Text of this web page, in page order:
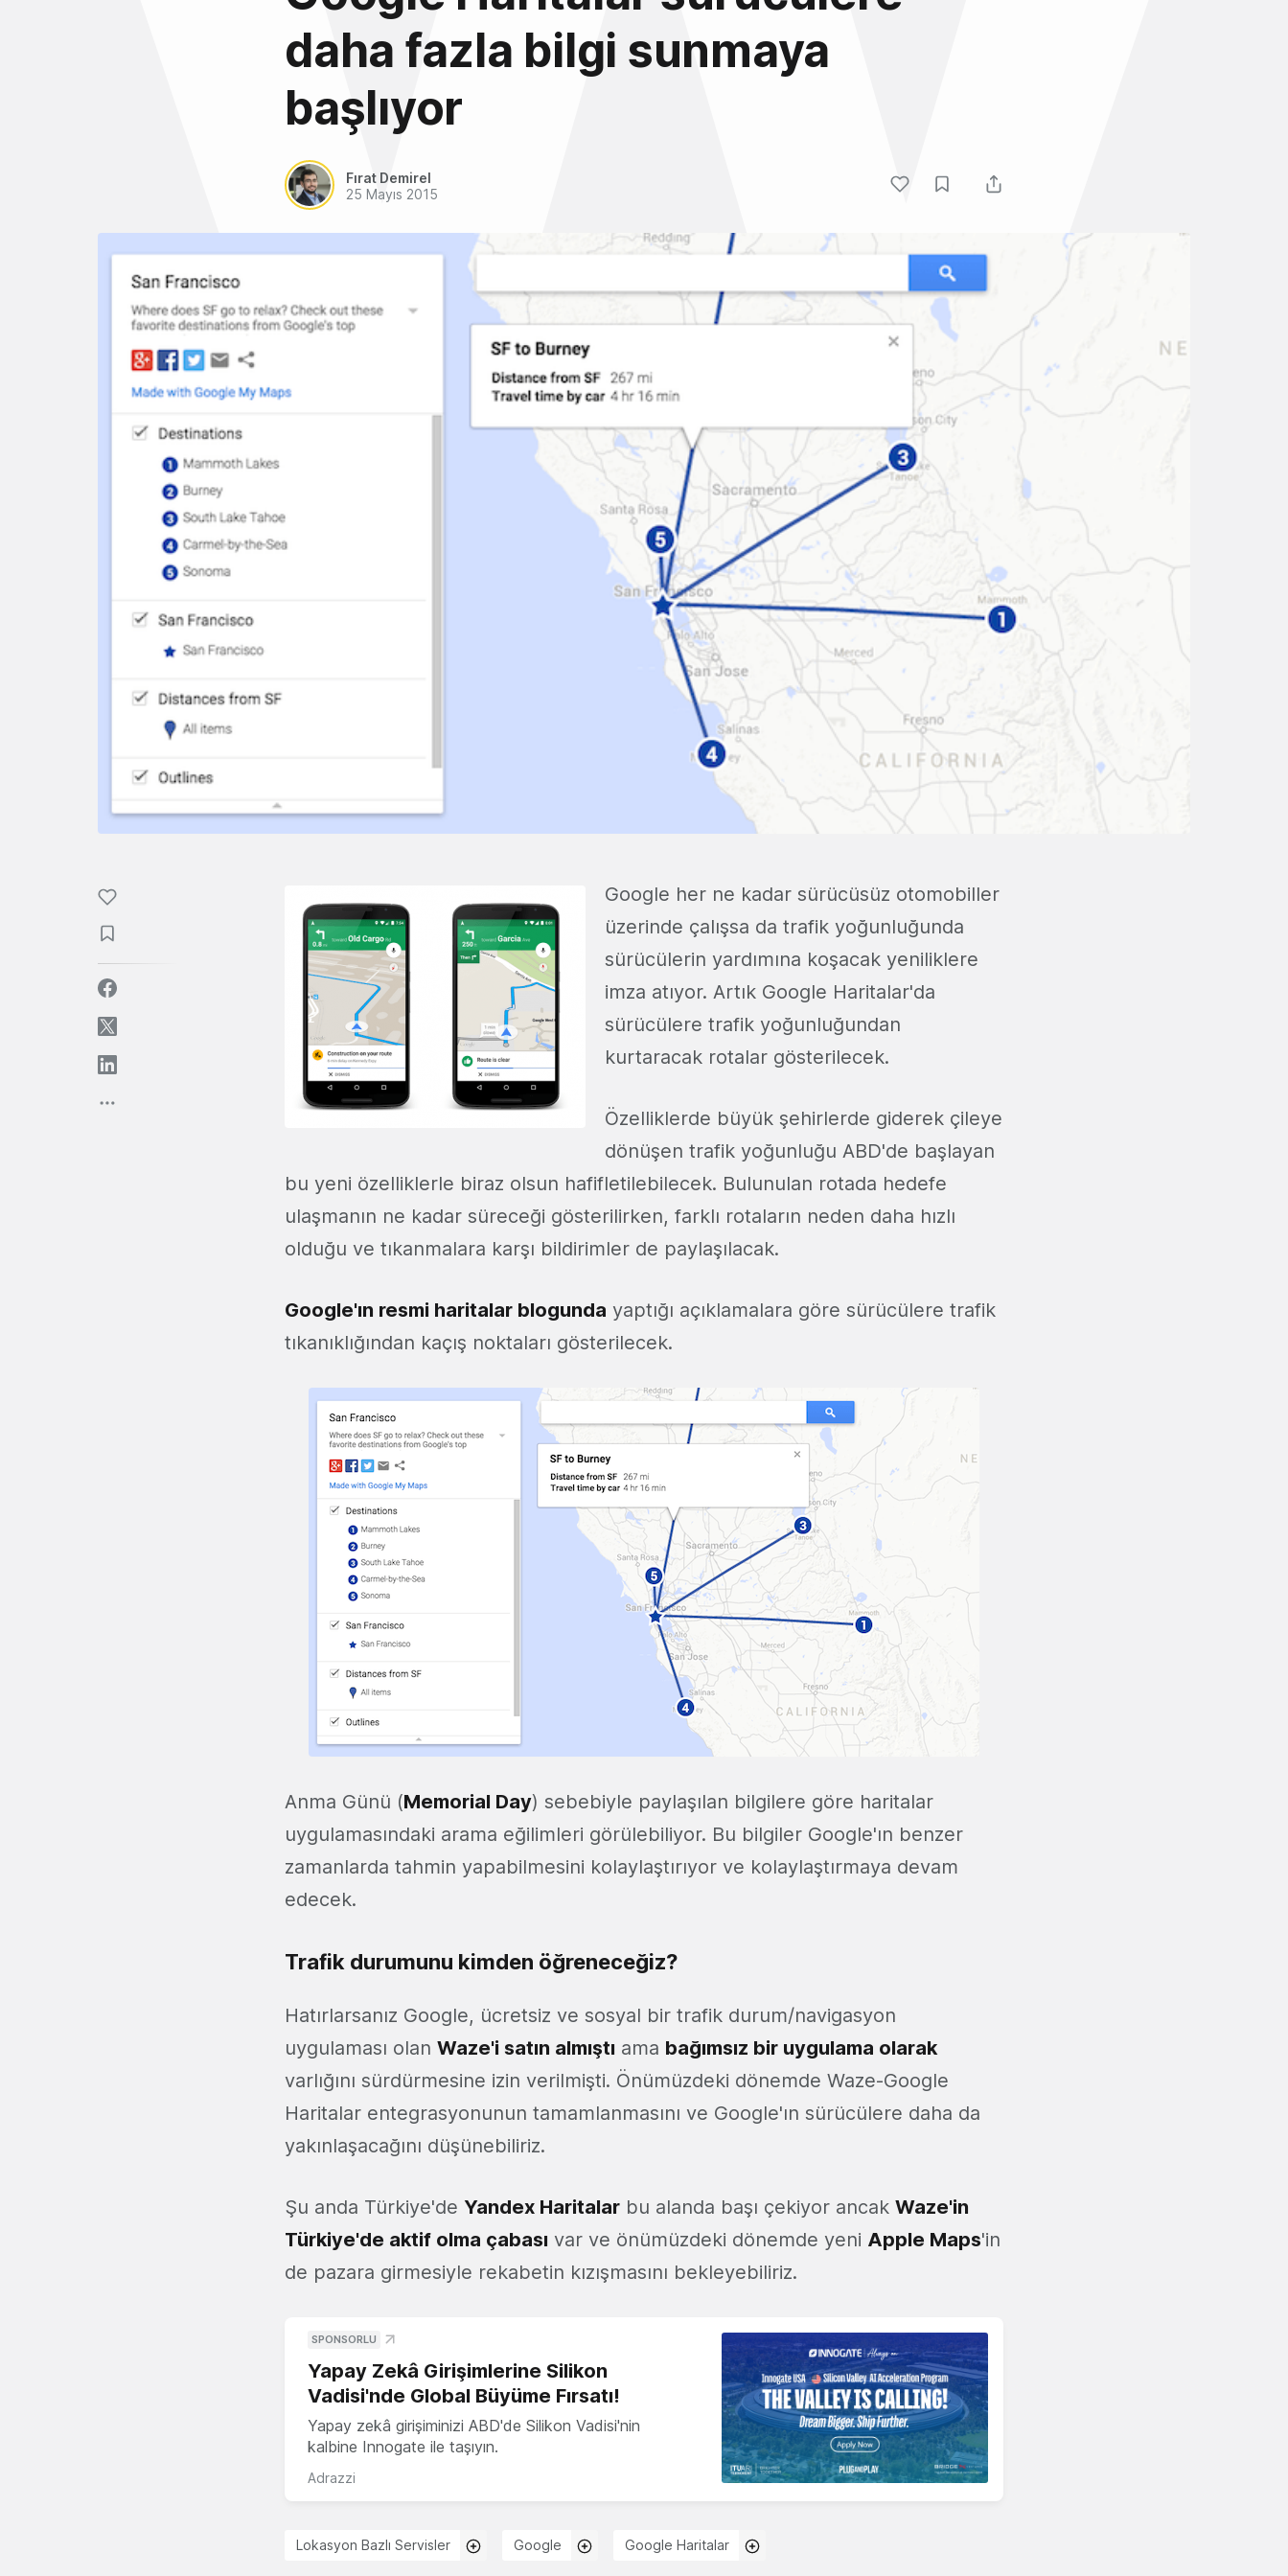
daha fazla bilgi sunmaya
başlıyor
Fırat Demirel
25 Mayıs 2015
Google her ne kadar sürücüsüz otomobiller
üzerinde çalışsa da trafik yoğunluğunda
sürücülerin yardımına koşacak yeniliklere
imza atıyor. Artık Google Haritalar'da
sürücülere trafik yoğunluğundan
kurtaracak rotalar gösterilecek.
Özelliklerde büyük şehirlerde giderek çileye
dönüşen trafik yoğunluğu ABD'de başlayan
bu yeni özelliklerle biraz olsun hafifletilebilecek. Bulunulan rotada hedefe
ulaşmanın ne kadar süreceği gösterilirken, farklı rotaların neden daha hızlı
olduğu ve tıkanmalara karşı bildirimler de paylaşılacak.
Google'ın resmi haritalar blogunda yaptığı açıklamalara göre sürücülere trafik
tıkanıklığından kaçış noktaları gösterilecek.
Anma Günü (Memorial Day) sebebiyle paylaşılan bilgilere göre haritalar
uygulamasındaki arama eğilimleri görülebiliyor. Bu bilgiler Google'ın benzer
zamanlarda tahmin yapabilmesini kolaylaştırıyor ve kolaylaştırmaya devam
edecek.
Trafik durumunu kimden öğreneceğiz?
Hatırlarsanız Google, ücretsiz ve sosyal bir trafik durum/navigasyon
uygulaması olan Waze'i satın almıştı ama bağımsız bir uygulama olarak
varlığını sürdürmesine izin verilmişti. Önümüzdeki dönemde Waze-Google
Haritalar entegrasyonunun tamamlanmasını ve Google'ın sürücülere daha da
yakınlaşacağını düşünebiliriz.
Şu anda Türkiye'de Yandex Haritalar bu alanda başı çekiyor ancak Waze'in
Türkiye'de aktif olma çabası var ve önümüzdeki dönemde yeni Apple Maps'in
de pazara girmesiyle rekabetin kızışmasını bekleyebiliriz.
SPONSORLU
Yapay Zekâ Girişimlerine Silikon
Vadisi'nde Global Büyüme Fırsatı!
Yapay zekâ girişiminizi ABD'de Silikon Vadisi'nin
kalbine Innogate ile taşıyın.
Adrazzi
Lokasyon Bazlı Servisler Google Google Haritalar